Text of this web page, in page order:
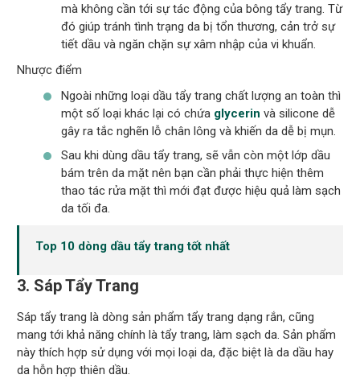
mà không cần tới sự tác động của bông tẩy trang. Từ
đó giúp tránh tình trạng da bị tổn thương, cản trở sự
tiết dầu và ngăn chặn sự xâm nhập của vi khuẩn.
Nhược điểm
Ngoài những loại dầu tẩy trang chất lượng an toàn thì
một số loại khác lại có chứa glycerin và silicone dễ
gây ra tắc nghẽn lỗ chân lông và khiến da dễ bị mụn.
Sau khi dùng dầu tẩy trang, sẽ vẫn còn một lớp dầu
bám trên da mặt nên bạn cần phải thực hiện thêm
thao tác rửa mặt thì mới đạt được hiệu quả làm sạch
da tối đa.
Top 10 dòng dầu tẩy trang tốt nhất
3. Sáp Tẩy Trang
Sáp tẩy trang là dòng sản phẩm tẩy trang dạng rắn, cũng
mang tới khả năng chính là tẩy trang, làm sạch da. Sản phẩm
này thích hợp sử dụng với mọi loại da, đặc biệt là da dầu hay
da hỗn hợp thiên dầu.